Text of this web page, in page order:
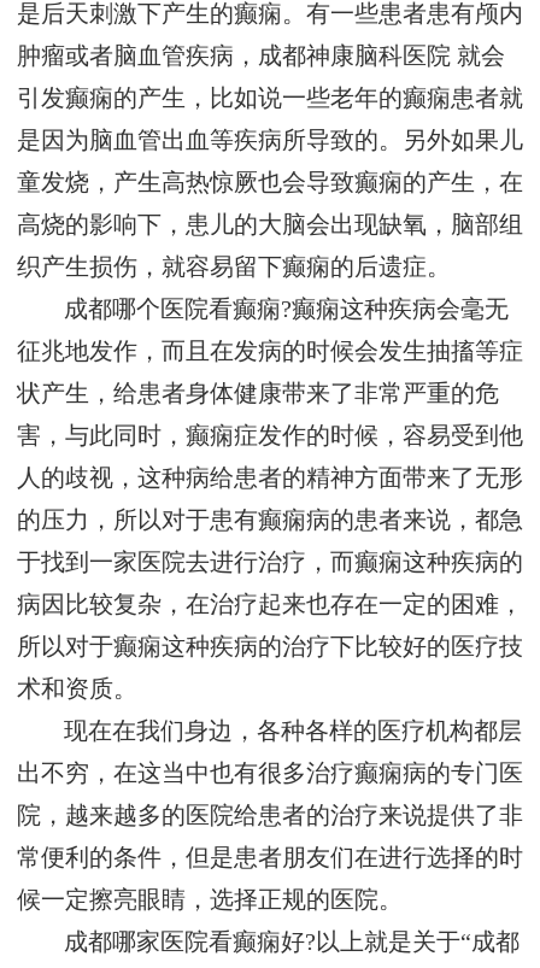
是后天刺激下产生的癫痫。有一些患者患有颅内
肿瘤或者脑血管疾病，成都神康脑科医院 就会
引发癫痫的产生，比如说一些老年的癫痫患者就
是因为脑血管出血等疾病所导致的。另外如果儿
童发烧，产生高热惊厥也会导致癫痫的产生，在
高烧的影响下，患儿的大脑会出现缺氧，脑部组
织产生损伤，就容易留下癫痫的后遗症。
成都哪个医院看癫痫?癫痫这种疾病会毫无
征兆地发作，而且在发病的时候会发生抽搐等症
状产生，给患者身体健康带来了非常严重的危
害，与此同时，癫痫症发作的时候，容易受到他
人的歧视，这种病给患者的精神方面带来了无形
的压力，所以对于患有癫痫病的患者来说，都急
于找到一家医院去进行治疗，而癫痫这种疾病的
病因比较复杂，在治疗起来也存在一定的困难，
所以对于癫痫这种疾病的治疗下比较好的医疗技
术和资质。
现在在我们身边，各种各样的医疗机构都层
出不穷，在这当中也有很多治疗癫痫病的专门医
院，越来越多的医院给患者的治疗来说提供了非
常便利的条件，但是患者朋友们在进行选择的时
候一定擦亮眼睛，选择正规的医院。
成都哪家医院看癫痫好?以上就是关于“成都